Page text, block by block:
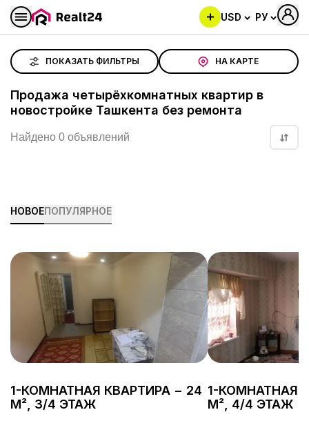
USD РУ
ПОКАЗАТЬ ФИЛЬТРЫ НА КАРТЕ
Продажа четырёхкомнатных квартир в
новостройке Ташкента без ремонта
Найдено 0 объявлений
НОВОЕПОПУЛЯРНОЕ
1-КОМНАТНАЯ КВАРТИРА − 24
М², 3/4 ЭТАЖ
1-КОМНАТНАЯ
М², 4/4 ЭТАЖ